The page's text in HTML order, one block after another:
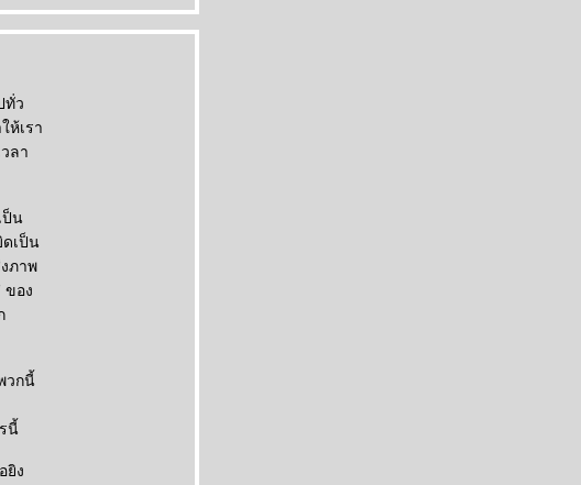
ทั่ว
ห้เรา
ลา
ป็น
ดเป็น
ภาพ
ของ
วกนี้
นี้
ยิง